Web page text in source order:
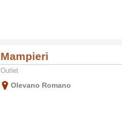
Mampieri
Outlet
Olevano Romano